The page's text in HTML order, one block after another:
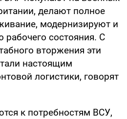
делают полное
модернизируют и
состояния. С
вторжения эти
настоящим
логистики, говорят
к потребностям ВСУ,